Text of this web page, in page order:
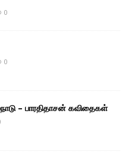
0
0
– பாரதிதாசன் கவிதைகள்